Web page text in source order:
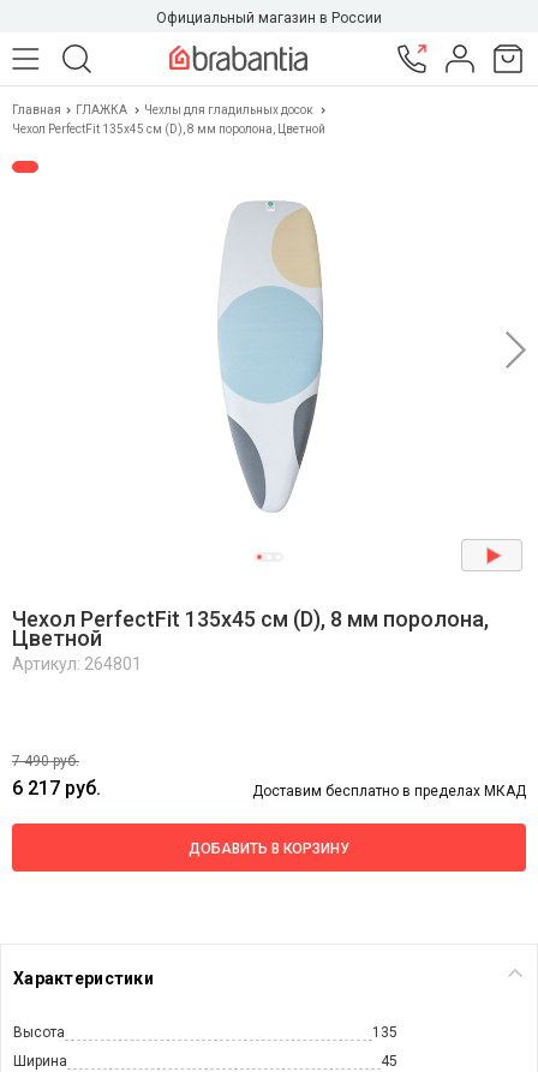
Официальный магазин в России
Главная ГЛАЖКА
Чехлы для гладильных досок
Чехол PerfectFit 135х45 см (D), 8 мм поролона, Цветной
Чехол PerfectFit 135х45 см (D), 8 мм поролона,
Цветной
Артикул: 264801
7 490 руб.
6 217 руб. Доставим бесплатно в пределах МКАД
ДОБАВИТЬ В КОРЗИНУ
Характеристики
Высота
135
Ширина
45